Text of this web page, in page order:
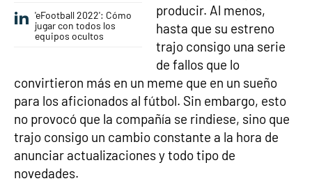
'eFootball 2022': Cómo
jugar con todos los
equipos ocultos
producir. Al menos,
hasta que su estreno
trajo consigo una serie
de fallos que lo
convirtieron más en un meme que en un sueño
para los aficionados al fútbol. Sin embargo, esto
no provocó que la compañía se rindiese, sino que
trajo consigo un cambio constante a la hora de
anunciar actualizaciones y todo tipo de
novedades.